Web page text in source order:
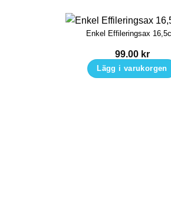
Enkel Effileringsax
99.00 kr
Lägg i varukorgen